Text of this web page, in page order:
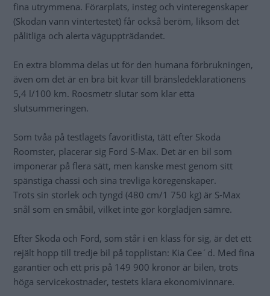
fina utrymmena. Förarplats, insteg och vinteregenskaper
(Skodan vann vintertestet) får också beröm, liksom det
pålitliga och alerta väguppträdandet.
En extra blomma delas ut för den humana förbrukningen,
även om det är en bra bit kvar till bränsledeklarationens
5,4 l/100 km. Roosmetr slutar som klar etta
slutsummeringen.
Som tvåa på testlagets favoritlista, tätt efter Skoda
Roomster, placerar sig Ford S-Max. Det är en bil som
imponerar på flera sätt, men kanske mest genom sitt
spänstiga chassi och sina trevliga köregenskaper.
Trots sin storlek och tyngd (480 cm/1 750 kg) är S-Max
snål som en småbil, vilket inte gör körglädjen sämre.
Efter Skoda och Ford, som står i en klass för sig, är det ett
rejält hopp till tredje bil på topplistan: Kia Cee´d. Med fina
garantier och ett pris på 149 900 kronor är bilen, trots
höga servicekostnader, testets klara ekonomivinnare.